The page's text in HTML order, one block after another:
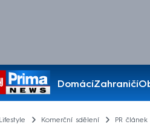
DomácíZahraničí
Pořady
Lifestyle Komerční sdělení PR článek